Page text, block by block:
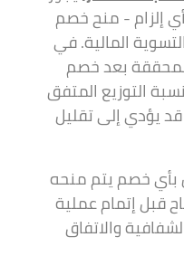
إلزام - منح خصم
المالية. في
المحققة بعد خصم
التوزيع المتفق
يؤدي إلى تقليل
بأي خصم يتم منحه
قبل إتمام عملية
والاتفاق